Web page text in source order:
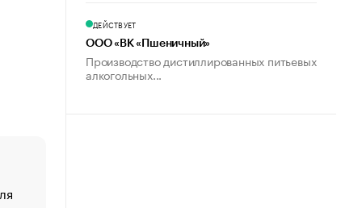
ДЕЙСТВУЕТ
ООО «ВК «Пшеничный»
Производство дистиллированных питьевых
алкогольных...